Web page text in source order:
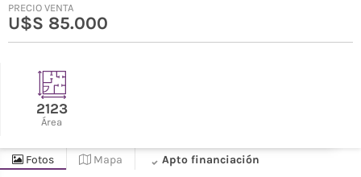
PRECIO VENTA
U$S 85.000
2123
Área
Fotos Mapa Apto financiación